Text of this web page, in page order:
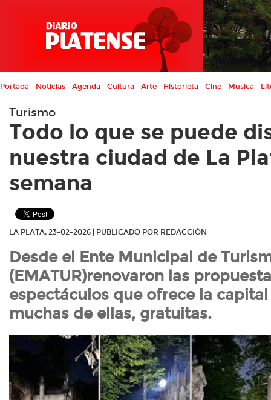
Portada Noticias Agenda Cultura Arte Historieta Cine Musica
Turismo
Todo lo que se puede
nuestra ciudad de La
semana
LA PLATA, 23-02-2026 | PUBLICADO POR REDACCIÓN
Desde el Ente Municipal de
(EMATUR)renovaron las
espectáculos que ofrece la
muchas de ellas, gratuitas.